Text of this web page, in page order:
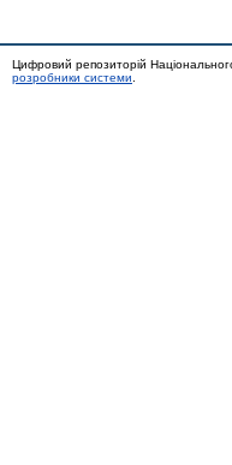
Цифровий репозиторій
розробники системи